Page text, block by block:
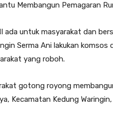
Membangun Pemagaran
ada untuk masyarakat dan
Serma Ani lakukan komsos
yang roboh.
gotong royong
Kecamatan Kedung